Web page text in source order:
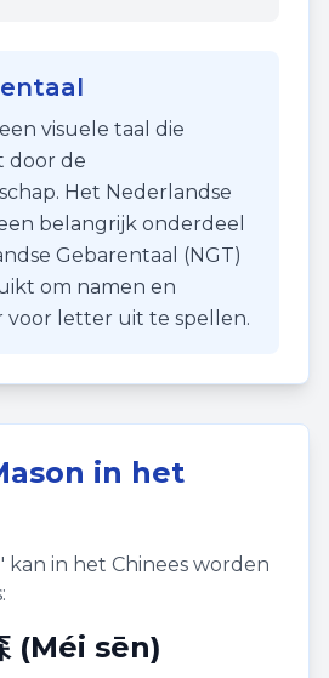
visuele taal die
door de
Het Nederlandse
belangrijk onderdeel
Gebarentaal (NGT)
om namen en
letter uit te spellen.
in het
kan in het Chinees worden
(Méi sēn)